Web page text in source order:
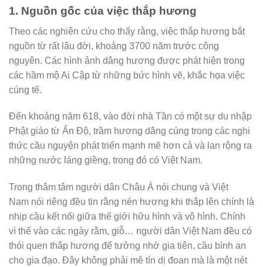
1. Nguồn gốc của việc thắp hương
Theo các nghiên cứu cho thấy rằng, việc thắp hương bắt
nguồn từ rất lâu đời, khoảng 3700 năm trước công
nguyên. Các hình ảnh dâng hương được phát hiện trong
các hầm mộ Ai Cập từ những bức hình vẽ, khắc họa việc
cúng tế.
Đến khoảng năm 618, vào đời nhà Tần có một sự du nhập
Phật giáo từ Ấn Độ, trầm hương dâng cúng trong các nghi
thức cầu nguyện phát triển mạnh mẽ hơn cả và lan rộng ra
những nước láng giềng, trong đó có Việt Nam.
Trong thâm tâm người dân Châu Á nói chung và Việt
Nam nói riêng đều tin rằng nén hương khi thắp lên chính là
nhịp cầu kết nối giữa thế giới hữu hình và vô hình. Chính
vì thế vào các ngày rằm, giỗ… người dân Việt Nam đều có
thói quen thắp hương để tưởng nhớ gia tiên, cầu bình an
cho gia đạo. Đây không phải mê tín dị đoan mà là một nét